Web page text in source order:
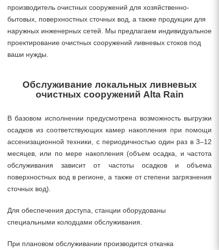
производитель очистных сооружений для хозяйственно-
бытовых, поверхностных сточных вод, а также продукции для
наружных инженерных сетей. Мы предлагаем индивидуальное
проектирование очистных сооружений ливневых стоков под
ваши нужды.
Обслуживание локальных ливневых
очистных сооружений Alta Rain
В базовом исполнении предусмотрена возможность выгрузки
осадков из соответствующих камер накопления при помощи
ассенизационной техники, с периодичностью один раз в 3–12
месяцев, или по мере накопления (объем осадка, и частота
обслуживания зависит от частоты осадков и объема
поверхностных вод в регионе, а также от степени загрязнения
сточных вод).
Для обеспечения доступа, станции оборудованы
специальными колодцами обслуживания.
При плановом обслуживании производится откачка